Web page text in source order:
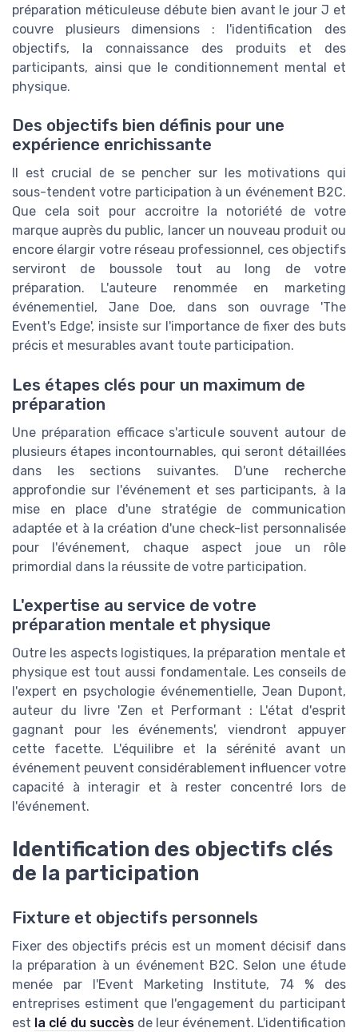
préparation méticuleuse débute bien avant le jour J et
couvre plusieurs dimensions : l'identification des
objectifs, la connaissance des produits et des
participants, ainsi que le conditionnement mental et
physique.
Des objectifs bien définis pour une
expérience enrichissante
Il est crucial de se pencher sur les motivations qui
sous-tendent votre participation à un événement B2C.
Que cela soit pour accroitre la notoriété de votre
marque auprès du public, lancer un nouveau produit ou
encore élargir votre réseau professionnel, ces objectifs
serviront de boussole tout au long de votre
préparation. L'auteure renommée en marketing
événementiel, Jane Doe, dans son ouvrage 'The
Event's Edge', insiste sur l'importance de fixer des buts
précis et mesurables avant toute participation.
Les étapes clés pour un maximum de
préparation
Une préparation efficace s'articule souvent autour de
plusieurs étapes incontournables, qui seront détaillées
dans les sections suivantes. D'une recherche
approfondie sur l'événement et ses participants, à la
mise en place d'une stratégie de communication
adaptée et à la création d'une check-list personnalisée
pour l'événement, chaque aspect joue un rôle
primordial dans la réussite de votre participation.
L'expertise au service de votre
préparation mentale et physique
Outre les aspects logistiques, la préparation mentale et
physique est tout aussi fondamentale. Les conseils de
l'expert en psychologie événementielle, Jean Dupont,
auteur du livre 'Zen et Performant : L'état d'esprit
gagnant pour les événements', viendront appuyer
cette facette. L'équilibre et la sérénité avant un
événement peuvent considérablement influencer votre
capacité à interagir et à rester concentré lors de
l'événement.
Identification des objectifs clés
de la participation
Fixture et objectifs personnels
Fixer des objectifs précis est un moment décisif dans
la préparation à un événement B2C. Selon une étude
menée par l'Event Marketing Institute, 74 % des
entreprises estiment que l'engagement du participant
est la clé du succès de leur événement. L'identification